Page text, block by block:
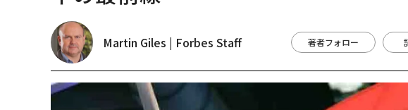
Martin Giles | Forbes Staff 著者フォロー